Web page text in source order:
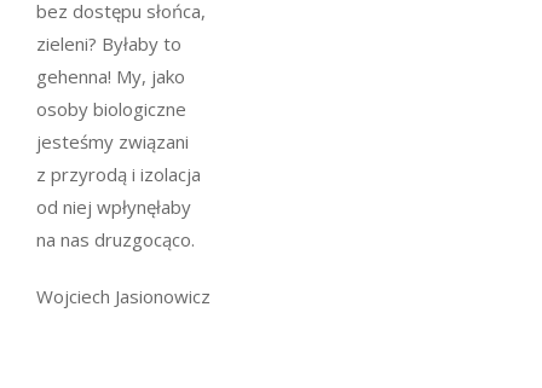
bez dostępu słońca,
zieleni? Byłaby to
gehenna! My, jako
osoby biologiczne
jesteśmy związani
z przyrodą i izolacja
od niej wpłynęłaby
na nas druzgocąco.
Wojciech Jasionowicz